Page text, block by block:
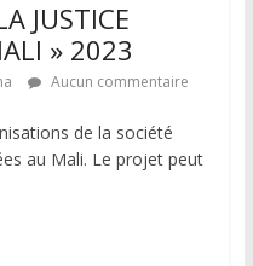
JUSTICE
» 2023
Aucun commentaire
de la société
au Mali. Le projet peut